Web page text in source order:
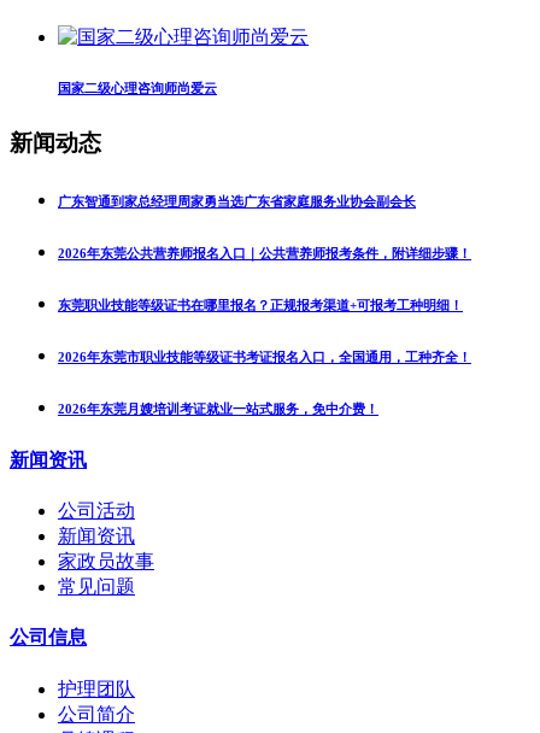
国家二级心理咨询师尚爱云
新闻动态
广东智通到家总经理周家勇当选广东省家庭服务业协会副会长
2026年东莞公共营养师报名入口｜公共营养师报考条件，附详细步骤！
东莞职业技能等级证书在哪里报名？正规报考渠道+可报考工种明细！
2026年东莞市职业技能等级证书考证报名入口，全国通用，工种齐全！
2026年东莞月嫂培训考证就业一站式服务，免中介费！
新闻资讯
公司活动
新闻资讯
家政员故事
常见问题
公司信息
护理团队
公司简介